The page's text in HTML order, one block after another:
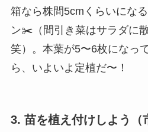
箱なら株間5cmくらいにな
ン✂️（間引き菜はサラダに
笑）。本葉が5〜6枚になっ
ら、いよいよ定植だ〜！
3. 苗を植え付けしよう（